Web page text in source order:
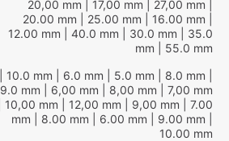
20,00 mm | 17,00 mm | 27,00 mm
20.00 mm | 25.00 mm | 16.00 mm
12.00 mm | 40.0 mm | 30.0 mm | 35.0
mm | 55.0 mm
| 10.0 mm | 6.0 mm | 5.0 mm | 8.0 mm
9.0 mm | 6,00 mm | 8,00 mm | 7,00 mm
| 10,00 mm | 12,00 mm | 9,00 mm | 7.00
mm | 8.00 mm | 6.00 mm | 9.00 mm
10.00 mm